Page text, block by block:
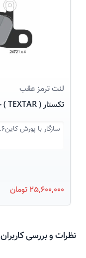
لنت ترمزعقب
تکستار ( TEXTAR ) - 2472101
سازگار با پورش کاین3.6 - 4.8S - 4.8turbo
25,600,000 تومان
نظرات و بررسی کاربران